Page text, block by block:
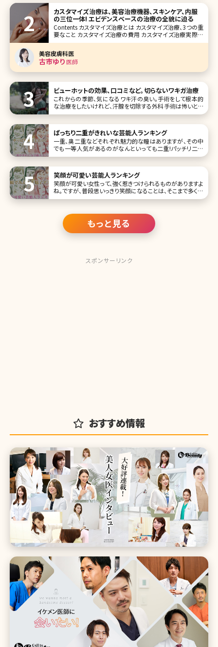
カスタマイズ治療は、美容治療機器、スキンケア、内服
の三位一体! エビデンスベースの治療の全貌に迫る
Contents カスタマイズ治療とは カスタマイズ治療、3つの重
要なこと カスタマイズ治療の費用 カスタマイズ治療実際の
治療例 まとめ 筆者の勤務するクリニックでは、美容外科だ
けでなくピーリングやトーニングなどの美容皮膚科の治療も
根強い人気があります。体の表面を覆う皮膚は1
美容皮膚科医
古市ゆり医師
ビューホットの効果、口コミなど。切らないワキガ治療
これからの季節、気になるワキ汗の臭い。手術をして根本的
な治療をしたいけれど、汗腺を切除する外科手術は怖いとい
う方も多いですよね。とはいえ、切らないワキガ手術は効果が
ぱっちり二重がきれいな芸能人ランキング
一重、奥二重などそれぞれ魅力的な瞳はありますが、その中
でも一等人気があるのがなんといっても二重!パッチリ二重
に憧れて、アイメイクをしたことがある人もいるのではないで
な芸能人をランキングTOP10にしてまとめています。 第1位
橋本環
笑顔が可愛い芸能人ランキング
笑顔が可愛い女性って、強く惹きつけられるものがありますよ
ね。ですが、普段思いっきり笑顔になることは、そこまで多くは
ないはず。きっと今よりもたくさん笑顔になれば、もっと素敵
芸能人」を10人集めてみました!笑顔が可愛い人たちを見て、
素敵な笑
もっと見る
スポンサーリンク
おすすめ情報